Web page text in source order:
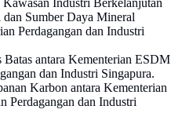
Industri Berkelanjutan
Sumber Daya Mineral
Perdagangan dan Industri
antara Kementerian ESDM
dan Industri Singapura.
Karbon antara Kementerian
Perdagangan dan Industri